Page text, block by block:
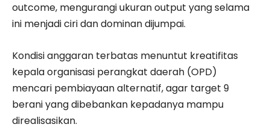
outcome, mengurangi ukuran output yang selama
ini menjadi ciri dan dominan dijumpai.
Kondisi anggaran terbatas menuntut kreatifitas
kepala organisasi perangkat daerah (OPD)
mencari pembiayaan alternatif, agar target 9
berani yang dibebankan kepadanya mampu
direalisasikan.